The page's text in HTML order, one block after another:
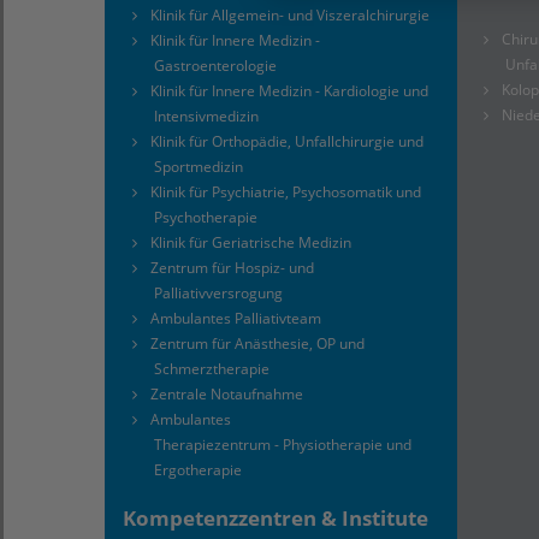
Klinik für Allgemein- und Viszeralchirurgie
Klinik für Innere Medizin -
Gastroenterologie
Klinik für Innere Medizin - Kardiologie und
Intensivmedizin
Klinik für Orthopädie, Unfallchirurgie und
Sportmedizin
Klinik für Psychiatrie, Psychosomatik und
Psychotherapie
Klinik für Geriatrische Medizin
Zentrum für Hospiz- und
Palliativversrogung
Ambulantes Palliativteam
Zentrum für Anästhesie, OP und
Schmerztherapie
Zentrale Notaufnahme
Ambulantes
Therapiezentrum - Physiotherapie und
Ergotherapie
Kompetenzzentren & Institute